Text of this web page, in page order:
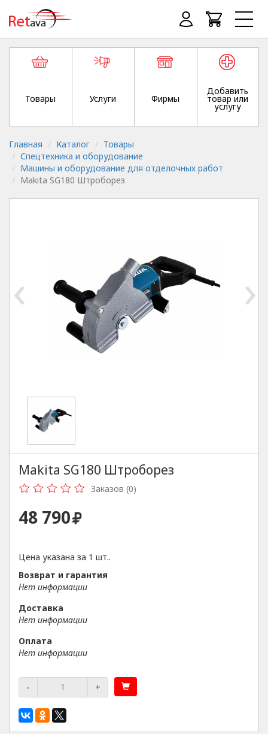
Товары Услуги Фирмы
Добавить
товар или
услугу
Главная Каталог
Товары
Спецтехника и оборудование
Машины и оборудование для отделочных работ
Makita SG180 Штроборез
‹ ›
Makita SG180 Штроборез
Заказов (0)
48 790
Цена указана за 1 шт..
Возврат и гарантия
Нет информации
Доставка
Нет информации
Оплата
Нет информации
- +